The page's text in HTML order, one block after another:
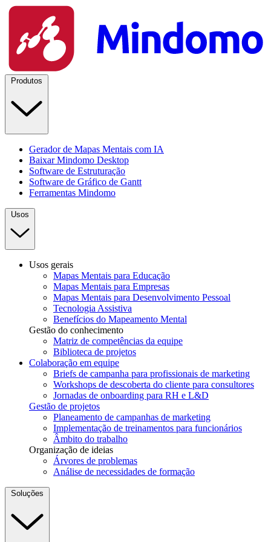
Produtos
Gerador de Mapas Mentais com IA
Baixar Mindomo Desktop
Software de Estruturação
Software de Gráfico de Gantt
Ferramentas Mindomo
Usos
Usos gerais
Mapas Mentais para Educação
Mapas Mentais para Empresas
Mapas Mentais para Desenvolvimento Pessoal
Tecnologia Assistiva
Benefícios do Mapeamento Mental
Gestão do conhecimento
Matriz de competências da equipe
Biblioteca de projetos
Colaboração em equipe
Briefs de campanha para profissionais de marketing
Workshops de descoberta do cliente para consultores
Jornadas de onboarding para RH e L&D
Gestão de projetos
Planeamento de campanhas de marketing
Implementação de treinamentos para funcionários
Âmbito do trabalho
Organização de ideias
Árvores de problemas
Análise de necessidades de formação
Soluções